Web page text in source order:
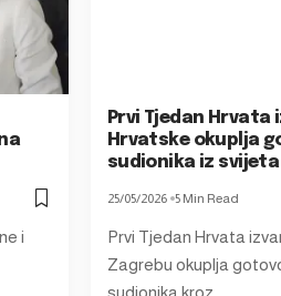
i
Prvi Tjedan Hrvata
Hrvatske okuplja
sudionika iz svijeta
25/05/2026 5 Min Read
Prvi Tjedan Hrvata
Zagrebu okuplja
sudionika kroz…